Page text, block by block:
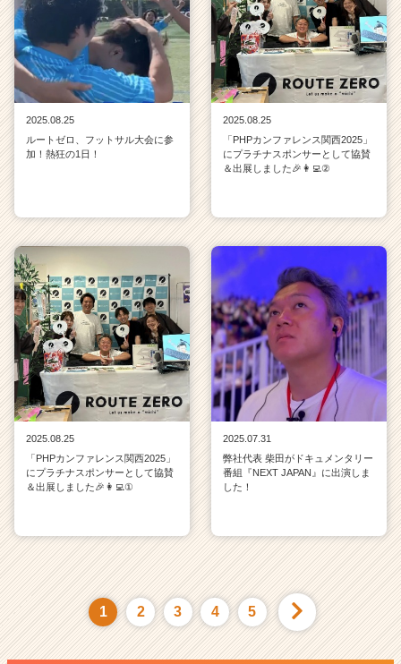
2025.08.25
ルートゼロ、フットサル大会に参
加！熱狂の1日！
2025.08.25
「PHPカンファレンス関西2025」
にプラチナスポンサーとして協賛
＆出展しました🎉👩‍💻②
2025.08.25
「PHPカンファレンス関西2025」
にプラチナスポンサーとして協賛
＆出展しました🎉👩‍💻①
2025.07.31
弊社代表 柴田がドキュメンタリー
番組『NEXT JAPAN』に出演しま
した！
1 2 3 4 5